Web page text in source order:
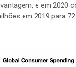
e em 2020
em 2019 para